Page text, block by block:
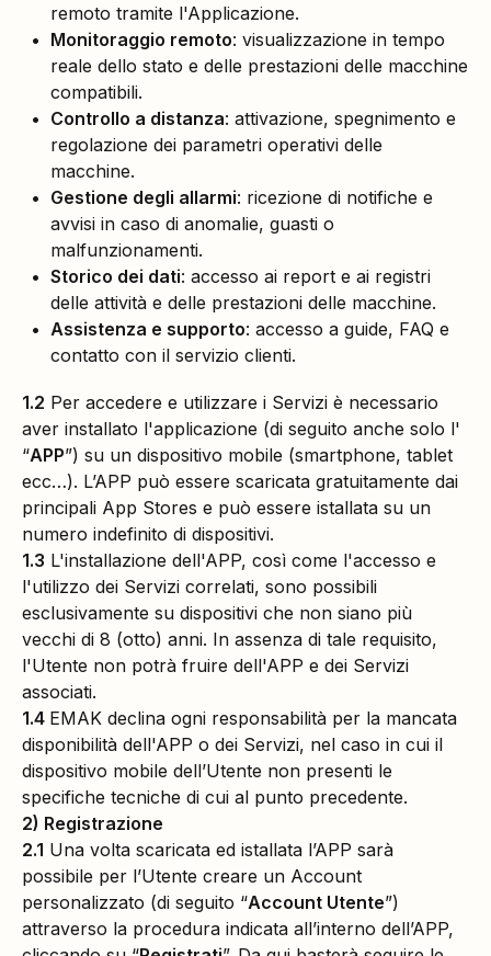
remoto tramite l'Applicazione.
Monitoraggio remoto: visualizzazione in tempo
reale dello stato e delle prestazioni delle macchine
compatibili.
Controllo a distanza: attivazione, spegnimento e
regolazione dei parametri operativi delle
macchine.
Gestione degli allarmi: ricezione di notifiche e
avvisi in caso di anomalie, guasti o
malfunzionamenti.
Storico dei dati: accesso ai report e ai registri
delle attività e delle prestazioni delle macchine.
Assistenza e supporto: accesso a guide, FAQ e
contatto con il servizio clienti.
1.2 Per accedere e utilizzare i Servizi è necessario
aver installato l'applicazione (di seguito anche solo l'
“APP”) su un dispositivo mobile (smartphone, tablet
ecc…). L’APP può essere scaricata gratuitamente dai
principali App Stores e può essere istallata su un
numero indefinito di dispositivi.
1.3 L'installazione dell'APP, così come l'accesso e
l'utilizzo dei Servizi correlati, sono possibili
esclusivamente su dispositivi che non siano più
vecchi di 8 (otto) anni. In assenza di tale requisito,
l'Utente non potrà fruire dell'APP e dei Servizi
associati.
1.4 EMAK declina ogni responsabilità per la mancata
disponibilità dell'APP o dei Servizi, nel caso in cui il
dispositivo mobile dell’Utente non presenti le
specifiche tecniche di cui al punto precedente.
2) Registrazione
2.1 Una volta scaricata ed istallata l’APP sarà
possibile per l’Utente creare un Account
personalizzato (di seguito “Account Utente”)
attraverso la procedura indicata all’interno dell’APP,